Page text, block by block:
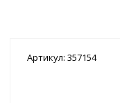
Артикул: 357154